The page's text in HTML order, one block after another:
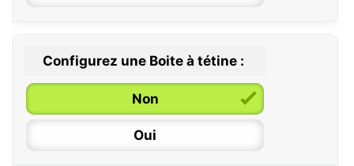
Configurez une Boite à tétine :
Non
Oui